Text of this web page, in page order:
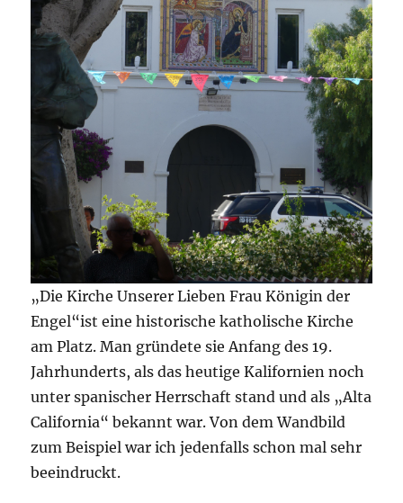
„Die Kirche Unserer Lieben Frau Königin der
Engel“ist eine historische katholische Kirche
am Platz. Man gründete sie Anfang des 19.
Jahrhunderts, als das heutige Kalifornien noch
unter spanischer Herrschaft stand und als „Alta
California“ bekannt war. Von dem Wandbild
zum Beispiel war ich jedenfalls schon mal sehr
beeindruckt.